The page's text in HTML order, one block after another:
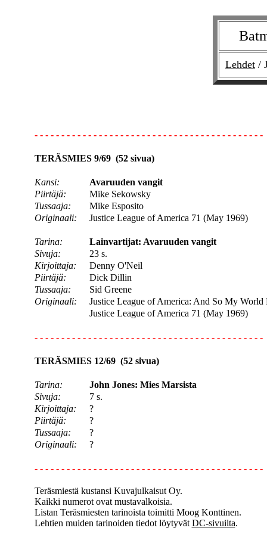
Lehdet /
- - - - - - - - - - - - - - - - - - - - - - - - - - - - - - - - - - - - - - - - - - -
TERÄSMIES 9/69 (52 sivua)
Kansi:
Avaruuden vangit
Piirtäjä:
Mike Sekowsky
Tussaaja:
Mike Esposito
Originaali:
Justice League of America 71 (May 1969)
Tarina:
Lainvartijat: Avaruuden vangit
Sivuja:
23 s.
Kirjoittaja:
Denny O'Neil
Piirtäjä:
Dick Dillin
Tussaaja:
Sid Greene
Originaali:
Justice League of America: And So My World
Justice League of America 71 (May 1969)
- - - - - - - - - - - - - - - - - - - - - - - - - - - - - - - - - - - - - - - - - - -
TERÄSMIES 12/69 (52 sivua)
Tarina:
John Jones: Mies Marsista
Sivuja:
7 s.
Kirjoittaja:
?
Piirtäjä:
?
Tussaaja:
?
Originaali:
?
- - - - - - - - - - - - - - - - - - - - - - - - - - - - - - - - - - - - - - - - - - -
Teräsmiestä kustansi Kuvajulkaisut Oy.
Kaikki numerot ovat mustavalkoisia.
Listan Teräsmiesten tarinoista toimitti Moog Konttinen.
Lehtien muiden tarinoiden tiedot löytyvät DC-sivuilta.